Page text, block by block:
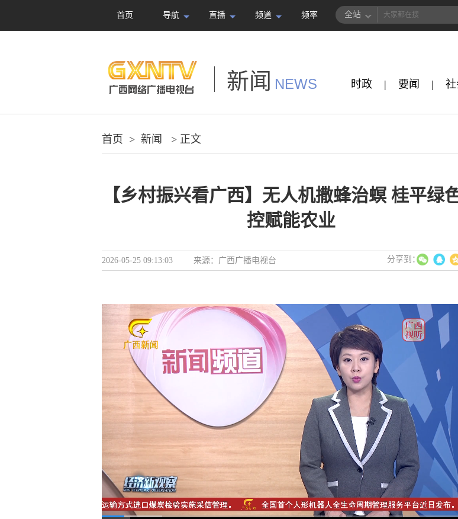
首页 导航 直播 频道 频率 全站
新闻 NEWS 时政 | 要闻 |
首页 > 新闻 > 正文
【乡村振兴看广西】无人机撒蜂治螟 桂平绿
控赋能农业
2026-05-25 09:13:03 来源： 广西广播电视台